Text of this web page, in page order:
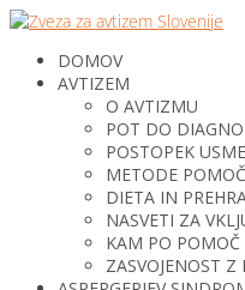
DOMOV
AVTIZEM
O AVTIZMU
POT DO
POSTOPEK
METODE
DIETA IN
NASVETI ZA
KAM PO
ZASVOJENOST